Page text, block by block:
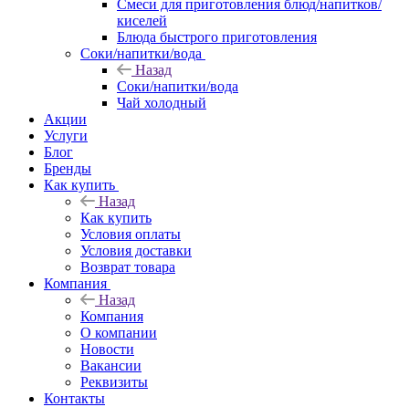
Смеси для приготовления блюд/напитков/
киселей
Блюда быстрого приготовления
Соки/напитки/вода
Назад
Соки/напитки/вода
Чай холодный
Акции
Услуги
Блог
Бренды
Как купить
Назад
Как купить
Условия оплаты
Условия доставки
Возврат товара
Компания
Назад
Компания
О компании
Новости
Вакансии
Реквизиты
Контакты